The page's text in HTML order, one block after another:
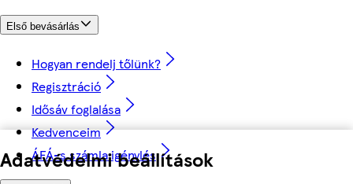
Adatvédelmi beállítások
Első bevásárlás
Hogyan rendelj tőlünk?
Regisztráció
Idősáv foglalása
Kedvenceim
ÁFÁ-s számla igénylés